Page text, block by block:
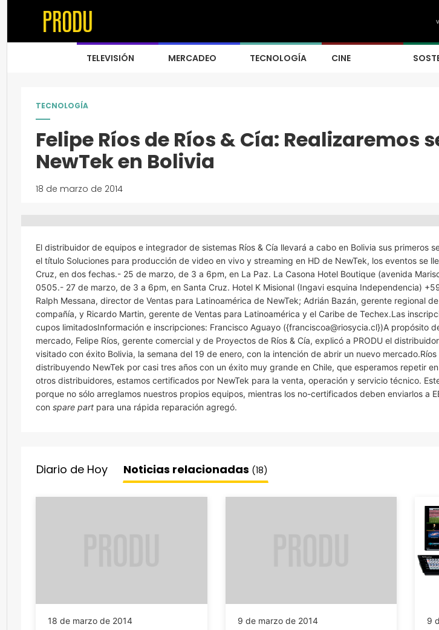
TELEVISIÓN MERCADEO TECNOLOGÍA CINE
TECNOLOGÍA
Felipe Ríos de Ríos & Cía: Realizaremos
NewTek en Bolivia
18 de marzo de 2014
El distribuidor de equipos e integrador de sistemas Ríos & Cía llevará a cabo en Bolivia sus primeros
el título Soluciones para producción de video en vivo y streaming en HD de NewTek, los eventos se
Cruz, en dos fechas.- 25 de marzo, de 3 a 6pm, en La Paz. La Casona Hotel Boutique (avenida
0505.- 27 de marzo, de 3 a 6pm, en Santa Cruz. Hotel K Misional (Ingavi esquina Independencia)
Ralph Messana, director de Ventas para Latinoamérica de NewTek; Adrián Bazán, gerente regional
compañía, y Ricardo Martin, gerente de Ventas para Latinoamérica y el Caribe de Techex.Las
cupos limitadosInformación e inscripciones: Francisco Aguayo ({franciscoa@riosycia.cl})A propósito
mercado, Felipe Ríos, gerente comercial y de Proyectos de Ríos & Cía, explicó a PRODU el
visitado con éxito Bolivia, la semana del 19 de enero, con la intención de abrir un nuevo
distribuyendo NewTek por casi tres años con un éxito muy grande en Chile, que esperamos repetir
otros distribuidores, estamos certificados por NewTek para la venta, operación y servicio técnico.
porque no sólo arreglamos nuestros propios equipos, mientras los no-certificados deben enviarlos a
con spare part para una rápida reparación agregó.
Diario de Hoy Noticias relacionadas (18)
18 de marzo de 2014 9 de marzo de 2014 9